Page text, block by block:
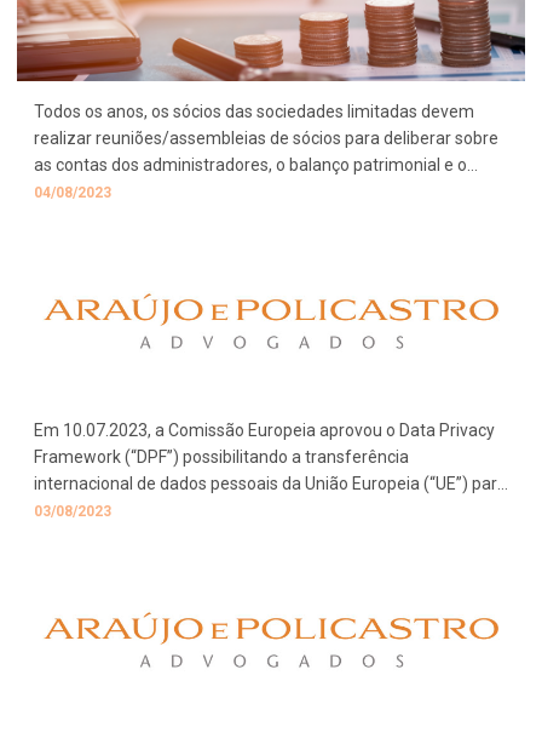
Todos os anos, os sócios das sociedades limitadas devem
realizar reuniões/assembleias de sócios para deliberar sobre
as contas dos administradores, o balanço patrimonial e o
resultado econômico.
04/08/2023
Em 10.07.2023, a Comissão Europeia aprovou o Data Privacy
Framework (“DPF”) possibilitando a transferência
internacional de dados pessoais da União Europeia (“UE”) para
os Estados Unidos da América (“EUA”).
03/08/2023